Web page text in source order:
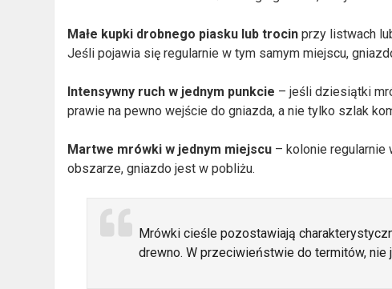
Małe kupki drobnego piasku lub trocin przy listwach
Jeśli pojawia się regularnie w tym samym miejscu,
Intensywny ruch w jednym punkcie – jeśli dziesiątki
prawie na pewno wejście do gniazda, a nie tylko szlak
Martwe mrówki w jednym miejscu – kolonie regularnie
obszarze, gniazdo jest w pobliżu.
Mrówki cieśle pozostawiają
drewno. W przeciwieństwie do termitów,